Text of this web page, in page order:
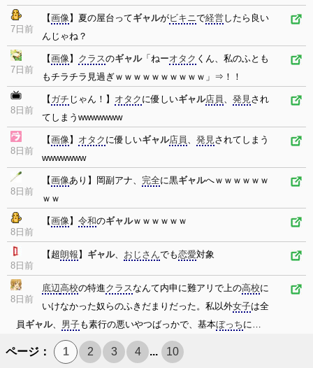
7日前
【画像】夏の屋台ってギャルがビキニで経営したら良い
んじゃね？
7日前
【画像】 クラスのギャル「ねーオタク くん、私のふとも
もチラチラ見過ぎｗｗｗｗｗｗｗｗｗｗ」⇒！！
8日前
【 ガチ じゃん！】 オタク に優しいギャル店員 、 発見され
てしまうwwwwwww
8日前
【画像】 オタク に優しいギャル店員 、 発見されてしまう
wwwwwww
8日前
【画像あり】岡副アナ、 完全に黒ギャルへｗｗｗｗｗｗ
ｗｗ
8日前
【画像】 令和のギャルｗｗｗｗｗｗ
8日前
【超朗報 】 ギャル、 おじさんでも恋愛対象
8日前
底辺高校の特進クラスなんて内申に難アリで上の高校に
いけなかった奴らのふきだまりだった。私以外女子は全
員 ギャル、 男子も素行の悪いやつばっかで、基本ぼっちに…
ページ： 1 2 3 4 ... 10